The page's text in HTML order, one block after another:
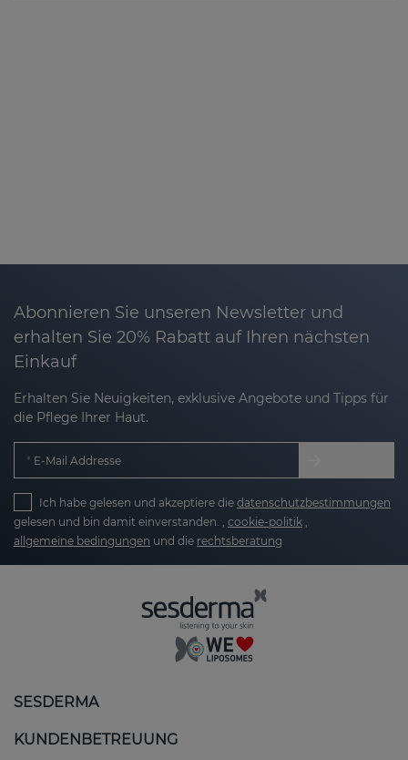
Abonnieren Sie unseren Newsletter und
erhalten Sie 20% Rabatt auf Ihren nächsten
Einkauf
Erhalten Sie Neuigkeiten, exklusive Angebote und Tipps für
die Pflege Ihrer Haut.
E-Mail Addresse
Ich habe gelesen und akzeptiere die datenschutzbestimmungen
gelesen und bin damit einverstanden. , cookie-politik
allgemeine bedingungen und die rechtsberatung
SESDERMA
KUNDENBETREUUNG